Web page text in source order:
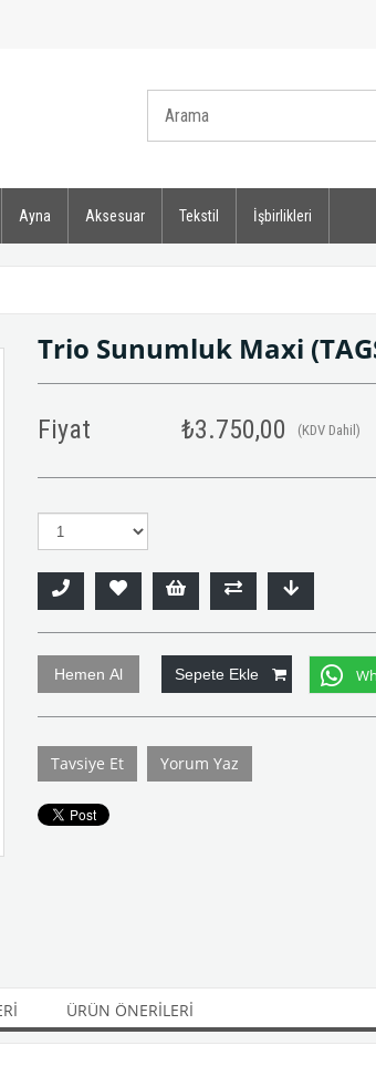
Ayna Aksesuar Tekstil İşbirlikleri
Trio Sunumluk Maxi
Fiyat ₺3.750,00 (KDV Dahil)
Tavsiye Et Yorum Yaz
ÜRÜN ÖNERILERI